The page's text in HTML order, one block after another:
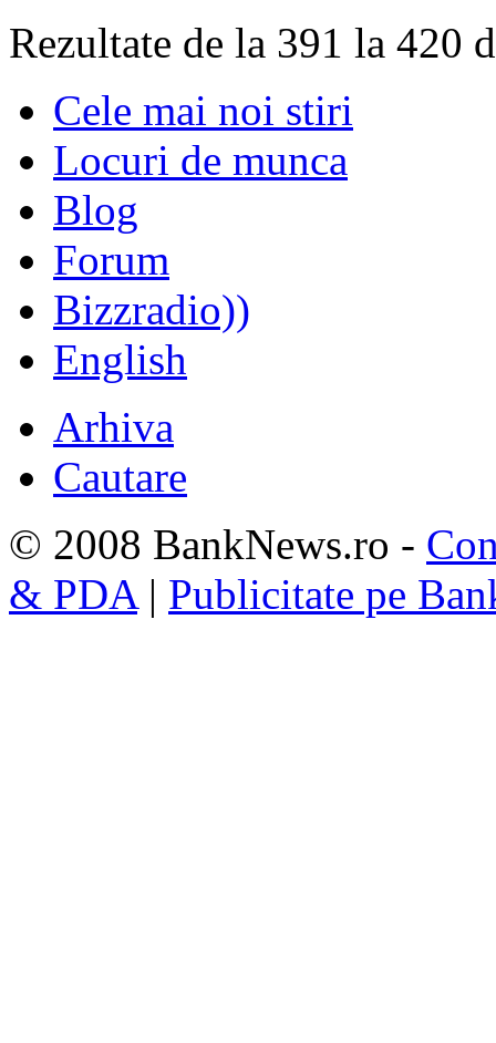
Rezultate de la 391 la 420
Cele mai noi stiri
Locuri de munca
Blog
Forum
Bizzradio))
English
Arhiva
Cautare
© 2008 BankNews.ro -
& PDA| Publicitate pe